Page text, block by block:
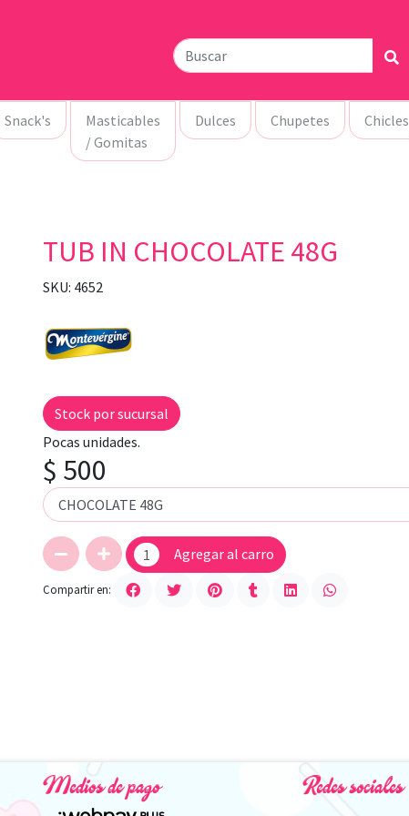
Snack's
Masticables
/ Gomitas
Dulces Chupetes Chicles
TUB IN CHOCOLATE 48G
SKU: 4652
Stock por sucursal
Pocas unidades.
$ 500
Agregar al carro
Compartir en:
Medios de pago Redes sociales